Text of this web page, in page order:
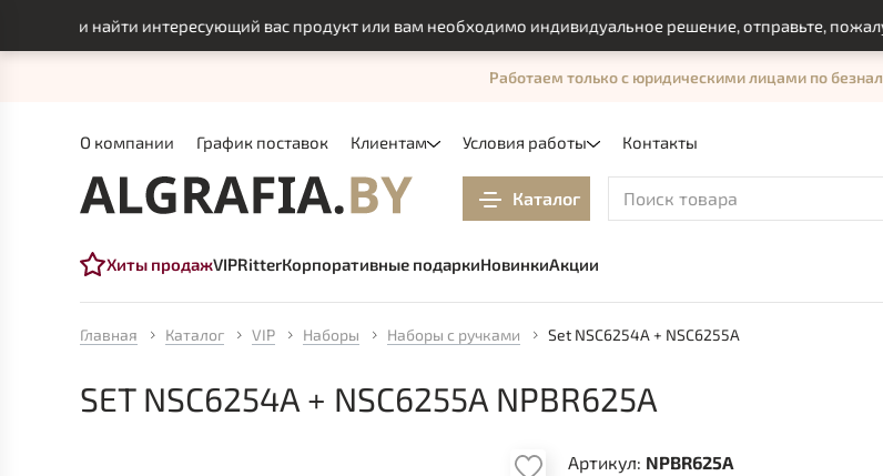
найти интересующий вас продукт или вам необходимо индивидуальное решение, отправьте,
О компании График поставок Клиентам Условия работы Контакты
Работаем только с юридическими лицами по
Каталог
Хиты продажVIPRitterКорпоративные подаркиНовинкиАкции
Главная Каталог VIP Наборы Наборы с ручками Set NSC6254A + NSC6255A
SET NSC6254A + NSC6255A NPBR625A
Артикул: NPBR625A